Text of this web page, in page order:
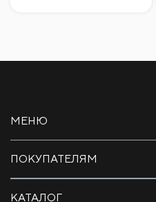
КАТАЛОГ
ПОКУПАТЕЛЯМ
МЕНЮ